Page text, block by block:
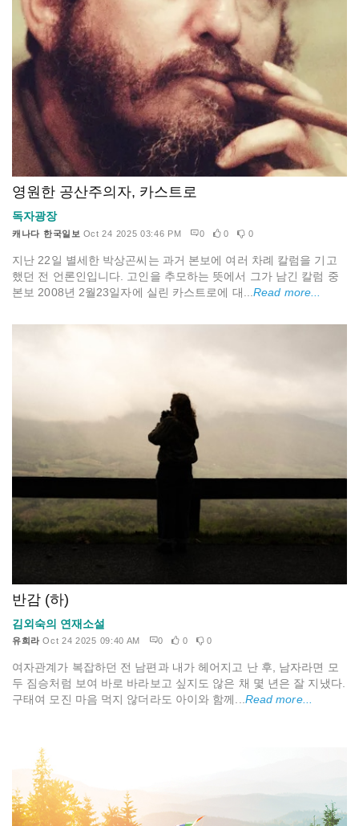
영원한 공산주의자, 카스트로
독자광장
캐나다 한국일보 Oct 24 2025 03:46 PM 0 0 0
지난 22일 별세한 박상곤씨는 과거 본보에 여러 차례 칼럼을 기고
했던 전 언론인입니다. 고인을 추모하는 뜻에서 그가 남긴 칼럼 중
본보 2008년 2월23일자에 실린 카스트로에 대... Read more...
반감 (하)
김외숙의 연재소설
유희라 Oct 24 2025 09:40 AM 0 0 0
여자관계가 복잡하던 전 남편과 내가 헤어지고 난 후, 남자라면 모
두 짐승처럼 보여 바로 바라보고 싶지도 않은 채 몇 년은 잘 지냈다.
구태여 모진 마음 먹지 않더라도 아이와 함께... Read more...